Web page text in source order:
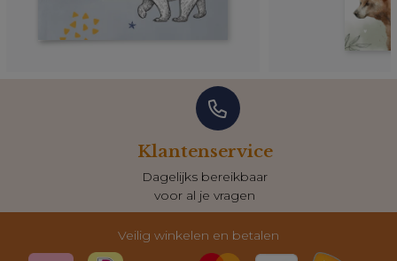
Klantenservice
Dagelijks bereikbaar
voor al je vragen
Veilig winkelen en betalen